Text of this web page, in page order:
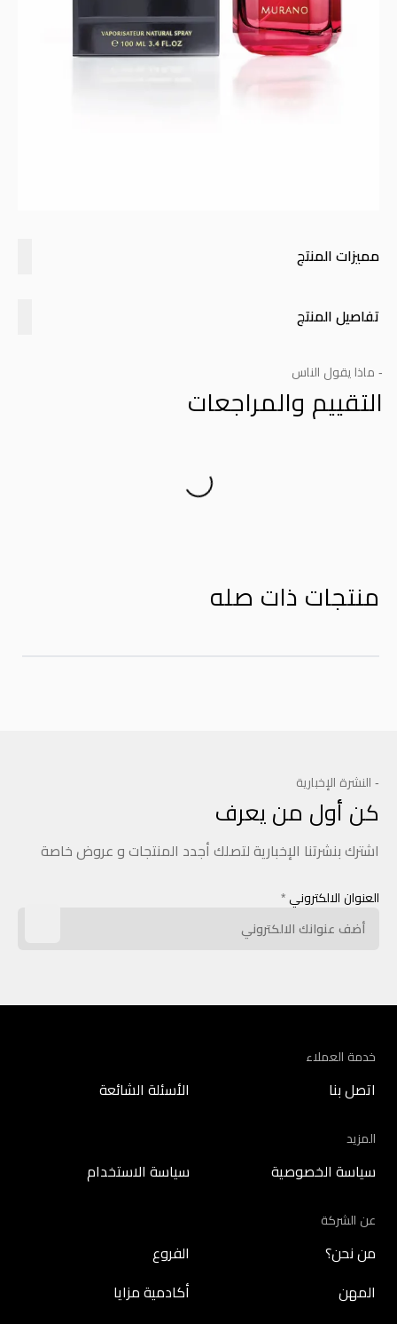
مميزات المنتج
تفاصيل المنتج
- ماذا يقول الناس
التقييم والمراجعات
منتجات ذات صله
- النشرة الإخبارية
كن أول من يعرف
اشترك بنشرتنا الإخبارية لتصلك أجدد المنتجات و عروض خاصة
العنوان الالكتروني *
خدمة العملاء
اتصل بنا الأسئلة الشائعة
المزيد
سياسة الخصوصية سياسة الاستخدام
عن الشركة
من نحن؟ الفروع
المهن أكادمية مزايا